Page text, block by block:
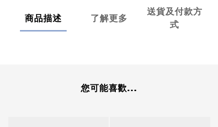
商品描述 了解更多
送貨及付款方
式
您可能喜歡...